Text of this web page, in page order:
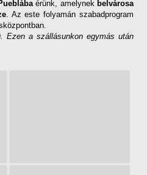
érünk, amelynek belvárosa
. Az este folyamán szabadprogram
Ezen a szállásunkon egymás után